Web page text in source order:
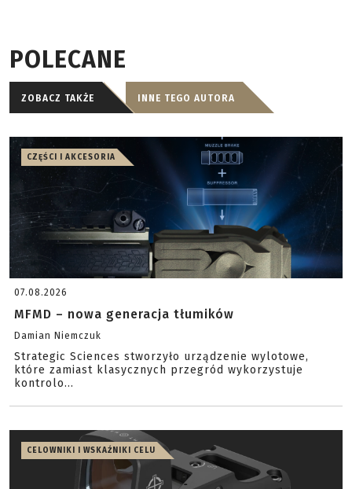
POLECANE
ZOBACZ TAKŻE INNE TEGO AUTORA
CZĘŚCI I AKCESORIA
07.08.2026
MFMD – nowa generacja tłumików
Damian Niemczuk
Strategic Sciences stworzyło urządzenie wylotowe,
które zamiast klasycznych przegród wykorzystuje
kontrolo...
CELOWNIKI I WSKAŹNIKI CELU